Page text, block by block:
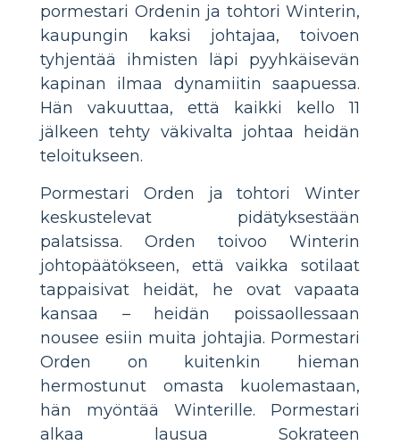
pormestari Ordenin ja tohtori Winterin,
kaupungin kaksi johtajaa, toivoen
tyhjentää ihmisten läpi pyyhkäisevän
kapinan ilmaa dynamiitin saapuessa.
Hän vakuuttaa, että kaikki kello 11
jälkeen tehty väkivalta johtaa heidän
teloitukseen.
Pormestari Orden ja tohtori Winter
keskustelevat pidätyksestään
palatsissa. Orden toivoo Winterin
johtopäätökseen, että vaikka sotilaat
tappaisivat heidät, he ovat vapaata
kansaa – heidän poissaollessaan
nousee esiin muita johtajia. Pormestari
Orden on kuitenkin hieman
hermostunut omasta kuolemastaan,
hän myöntää Winterille. Pormestari
alkaa lausua Sokrateen